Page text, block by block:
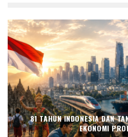
81 TAHUN INDONESIA DAN
EKONOMI